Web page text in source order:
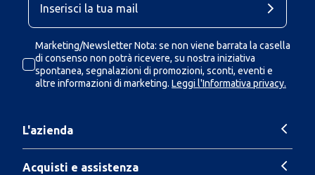
Marketing/Newsletter Nota: se non viene barrata la casella
di consenso non potrà ricevere, su nostra iniziativa
spontanea, segnalazioni di promozioni, sconti, eventi e
altre informazioni di marketing. Leggi l'Informativa privacy.
L'azienda
Acquisti e assistenza